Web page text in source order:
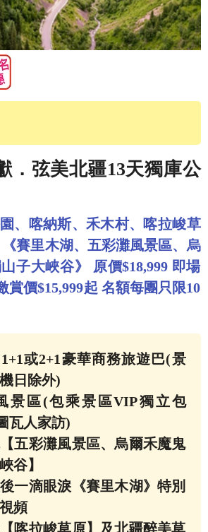
．弦美北疆13天獨庫公
、喀納斯、禾木村、喀拉峻草
賽里木湖、五彩灘風景區、烏
子大峽谷》 原價$18,999 即場
賞價$15,999起 名額每團只限10
或2+1豪華商務旅遊巴(景
日除外)
景區(包乘景區VIP獨立包
瓦人家訪)
五彩灘風景區、烏爾禾魔鬼
谷】
一滴眼淚《賽里木湖》特別
頻
喀拉峻草原】及北疆醉美草